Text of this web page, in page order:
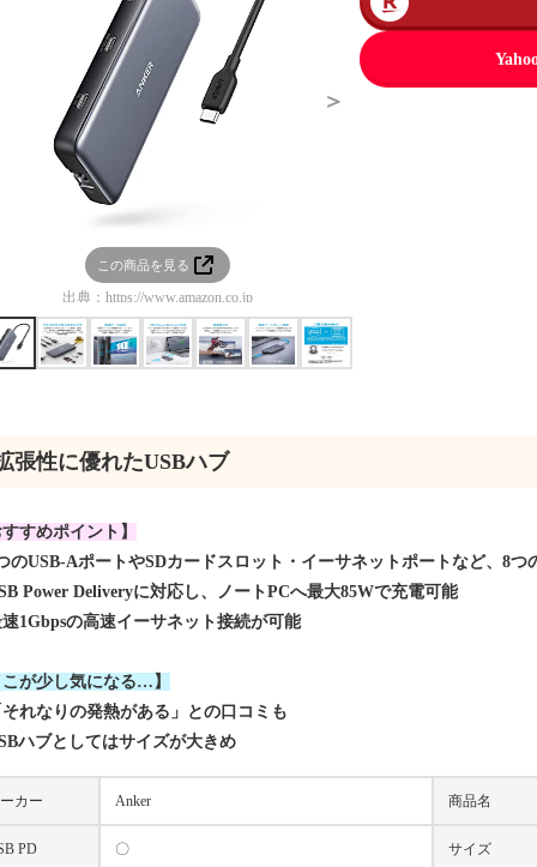
この商品を見る
出典： https://www.amazon.co.jp
＞
張性に優れたUSBハブ
すめポイント】
のUSB-AポートやSDカードスロット・イーサネットポートなど、8つ
Power Deliveryに対応し、ノートPCへ最大85Wで充電可能
1Gbpsの高速イーサネット接続が可能
が少し気になる…】
れなりの発熱がある」との口コミも
ハブとしてはサイズが大きめ
カー Anker 商品名
PD 〇 サイズ